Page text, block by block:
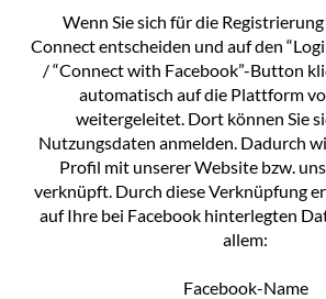
Wenn Sie sich für die
Connect entscheiden und auf den
/ “Connect with Facebook”-Button
automatisch auf die Plattform
weitergeleitet. Dort können Sie
Nutzungsdaten anmelden. Dadurch
Profil mit unserer Website bzw.
verknüpft. Durch diese Verknüpfung
auf Ihre bei Facebook hinterlegten
allem:
Facebook-Name